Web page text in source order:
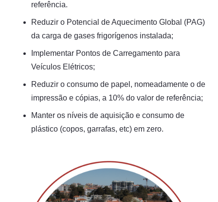
referência.
Reduzir o Potencial de Aquecimento Global (PAG)
da carga de gases frigorígenos instalada;
Implementar Pontos de Carregamento para
Veículos Elétricos;
Reduzir o consumo de papel, nomeadamente o de
impressão e cópias, a 10% do valor de referência;
Manter os níveis de aquisição e consumo de
plástico (copos, garrafas, etc) em zero.